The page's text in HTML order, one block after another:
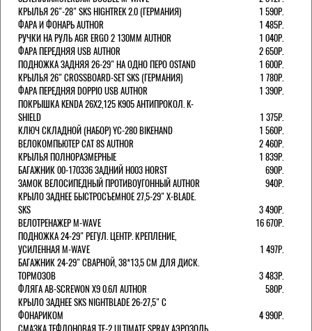
КРЫЛЬЯ 26"-28" SKS HIGHTREK 2.0 (ГЕРМАНИЯ)
1 590Р.
ФАРА И ФОНАРЬ AUTHOR
1 485Р.
РУЧКИ НА РУЛЬ AGR ERGO 2 130ММ AUTHOR
1 040Р.
ФАРА ПЕРЕДНЯЯ USB AUTHOR
2 650Р.
ПОДНОЖКА ЗАДНЯЯ 26-29" НА ОДНО ПЕРО OSTAND
1 600Р.
КРЫЛЬЯ 26" CROSSBOARD-SET SKS (ГЕРМАНИЯ)
1 780Р.
ФАРА ПЕРЕДНЯЯ DOPPIO USB AUTHOR
1 390Р.
ПОКРЫШКА KENDA 26Х2,125 K905 АНТИПРОКОЛ. K-
SHIELD
1 375Р.
КЛЮЧ СКЛАДНОЙ (НАБОР) YC-280 BIKEHAND
1 560Р.
ВЕЛОКОМПЬЮТЕР CAT 8S AUTHOR
2 460Р.
КРЫЛЬЯ ПОЛНОРАЗМЕРНЫЕ
1 839Р.
БАГАЖНИК 00-170336 ЗАДНИЙ H003 HORST
690Р.
ЗАМОК ВЕЛОСИПЕДНЫЙ ПРОТИВОУГОННЫЙ AUTHOR
940Р.
КРЫЛО ЗАДНЕЕ БЫСТРОСЪЕМНОЕ 27,5-29" X-BLADE.
SKS
3 490Р.
ВЕЛОТРЕНАЖЕР M-WAVE
16 670Р.
ПОДНОЖКА 24-29" РЕГУЛ. ЦЕНТР. КРЕПЛЕНИЕ,
УСИЛЕННАЯ M-WAVE
1 497Р.
БАГАЖНИК 24-29" СВАРНОЙ, 38*13,5 СМ ДЛЯ ДИСК.
ТОРМОЗОВ
3 483Р.
ФЛЯГА AB-SCREWON X9 0.6Л AUTHOR
580Р.
КРЫЛО ЗАДНЕЕ SKS NIGHTBLADE 26-27,5" С
ФОНАРИКОМ
4 990Р.
СМАЗКА ТЕФЛОНОВАЯ TF-2 ULTIMATE SPRAY АЭРОЗОЛЬ